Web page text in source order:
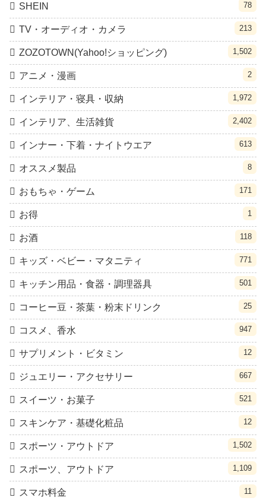
SHEIN 78
TV・オーディオ・カメラ 213
ZOZOTOWN(Yahoo!ショッピング) 1,502
アニメ・漫画 2
インテリア・寝具・収納 1,972
インテリア、生活雑貨 2,402
インナー・下着・ナイトウエア 613
オススメ製品 8
おもちゃ・ゲーム 171
お得 1
お酒 118
キッズ・ベビー・マタニティ 771
キッチン用品・食器・調理器具 501
コーヒー豆・茶葉・粉末ドリンク 25
コスメ、香水 947
サプリメント・ビタミン 12
ジュエリー・アクセサリー 667
スイーツ・お菓子 521
スキンケア・基礎化粧品 12
スポーツ・アウトドア 1,502
スポーツ、アウトドア 1,109
スマホ料金 11